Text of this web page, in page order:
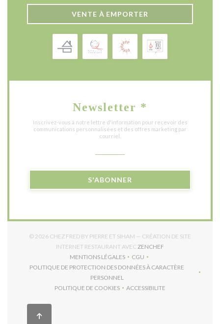
VENTE À EMPORTER
Newsletter *
Inscrivez-vous à notre lettre d'information pour recevoir des
communications personnalisées et des offres marketing par
courriel.
S'ABONNER
© 2026 CHEZ FRED BY PIERRE ET SIHAM — CRÉATION DE SITE
INTERNET RESTAURANT AVEC ZENCHEF
MENTIONS LÉGALES
((OUVRE UNE NOUVELLE FENÊTRE))
CGU
((OUVRE UNE NOUVELLE
POLITIQUE DE PROTECTION DES DONNÉES À CARACTÈRE
PERSONNEL((OUVRE UNE NOUVELLE FENÊTRE))
POLITIQUE DE COOKIES
((OUVRE UNE NOUVELLE FENÊTRE))
ACCESSIBILITE
((OUVRE UNE NOUVELLE